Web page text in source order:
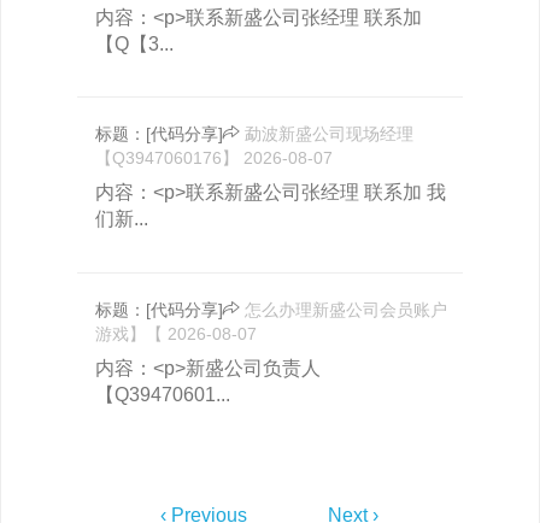
内容：<p>联系新盛公司张经理 联系加
【Q【3...
标题： [代码分享]
勐波新盛公司现场经理
【Q3947060176】 2026-08-07
内容：<p>联系新盛公司张经理 联系加 我
们新...
标题： [代码分享]
怎么办理新盛公司会员账户
游戏】【 2026-08-07
内容：<p>新盛公司负责人
【Q39470601...